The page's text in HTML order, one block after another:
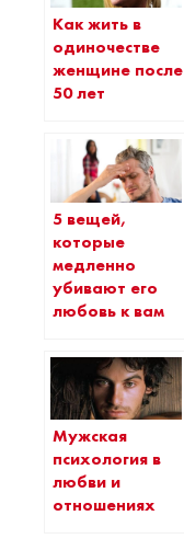
Как жить в
одиночестве
женщине после
50 лет
5 вещей,
которые
медленно
убивают его
любовь к вам
Мужская
психология в
любви и
отношениях